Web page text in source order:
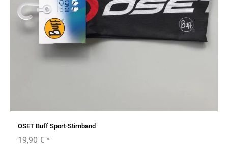
OSET Buff Sport-Stirnband
19,90 € *